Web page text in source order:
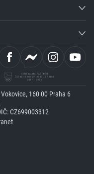
160 00 Praha 6
CZ699003312